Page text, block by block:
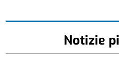
Notizie